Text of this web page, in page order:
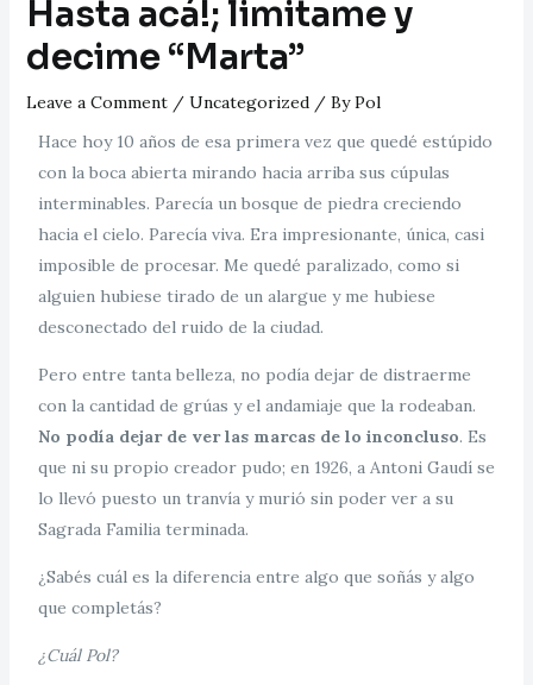
Hasta acá!; limitame y
decime “Marta”
Leave a Comment / Uncategorized/ ByPol
Hace hoy 10 años de esa primera vez que quedé estúpido
con la boca abierta mirando hacia arriba sus cúpulas
interminables. Parecía un bosque de piedra creciendo
hacia el cielo. Parecía viva. Era impresionante, única, casi
imposible de procesar. Me quedé paralizado, como si
alguien hubiese tirado de un alargue y me hubiese
desconectado del ruido de la ciudad.
Pero entre tanta belleza, no podía dejar de distraerme
con la cantidad de grúas y el andamiaje que la rodeaban.
No podía dejar de ver las marcas de lo inconcluso. Es
que ni su propio creador pudo; en 1926, a Antoni Gaudí se
lo llevó puesto un tranvía y murió sin poder ver a su
Sagrada Familia terminada.
¿Sabés cuál es la diferencia entre algo que soñás y algo
que completás?
¿Cuál Pol?